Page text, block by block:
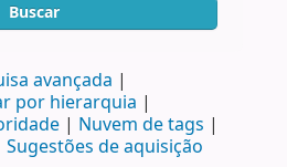
Buscar
avançada
por hierarquia
Nuvem de tags
Sugestões de aquisição